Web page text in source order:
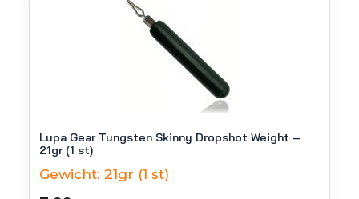
Lupa Gear Tungsten Skinny Dropshot Weight –
21gr (1 st)
Gewicht: 21gr (1 st)